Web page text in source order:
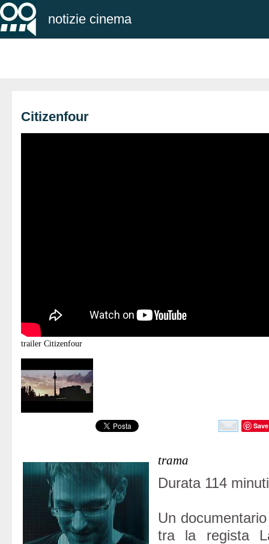
notizie cinema
Citizenfour
trailer Citizenfour
Save
trama
Durata 114
Un
tra la regista